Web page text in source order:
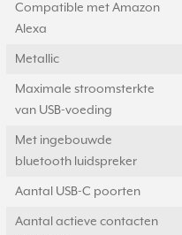
Compatible met Amazon
Alexa
Metallic
Maximale stroomsterkte
van USB-voeding
Met ingebouwde
bluetooth luidspreker
Aantal USB-C poorten
Aantal actieve contacten